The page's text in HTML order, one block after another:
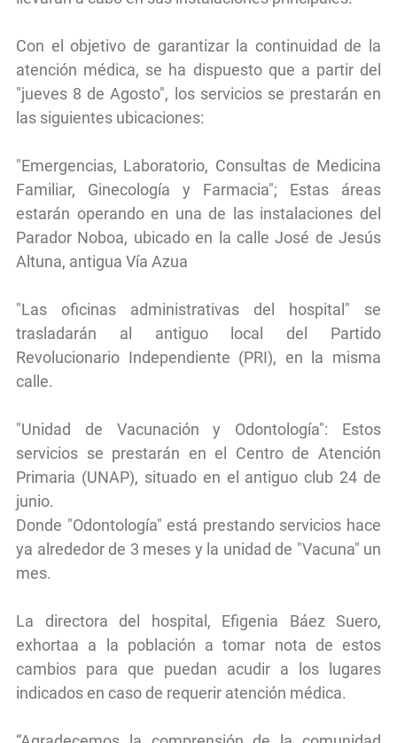
Con el objetivo de garantizar la continuidad de la
atención médica, se ha dispuesto que a partir del
"jueves 8 de Agosto", los servicios se prestarán en
las siguientes ubicaciones:
"Emergencias, Laboratorio, Consultas de Medicina
Familiar, Ginecología y Farmacia"; Estas áreas
estarán operando en una de las instalaciones del
Parador Noboa, ubicado en la calle José de Jesús
Altuna, antigua Vía Azua
"Las oficinas administrativas del hospital" se
trasladarán al antiguo local del Partido
Revolucionario Independiente (PRI), en la misma
calle.
"Unidad de Vacunación y Odontología": Estos
servicios se prestarán en el Centro de Atención
Primaria (UNAP), situado en el antiguo club 24 de
junio.
Donde "Odontología" está prestando servicios hace
ya alrededor de 3 meses y la unidad de "Vacuna" un
mes.
La directora del hospital, Efigenia Báez Suero,
exhortaa a la población a tomar nota de estos
cambios para que puedan acudir a los lugares
indicados en caso de requerir atención médica.